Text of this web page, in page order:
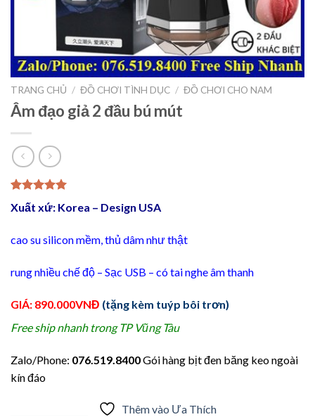
TRANG CHỦ / ĐỒ CHƠI TÌNH DỤC / ĐỒ CHƠI CHO NAM
Âm đạo giả 2 đầu bú mút
5.00trên 5
dựa trên
7Xuất xứ: Korea – Design USA
cao su silicon mềm, thủ dâm như thật
rung nhiều chế độ – Sạc USB – có tai nghe âm thanh
GIÁ: 890.000VNĐ (tặng kèm tuýp bôi trơn)
Free ship nhanh trong TP Vũng Tàu
Zalo/Phone: 076.519.8400Gói hàng bịt đen băng keo ngoài
kín đáo
Thêm vào Ưa Thích